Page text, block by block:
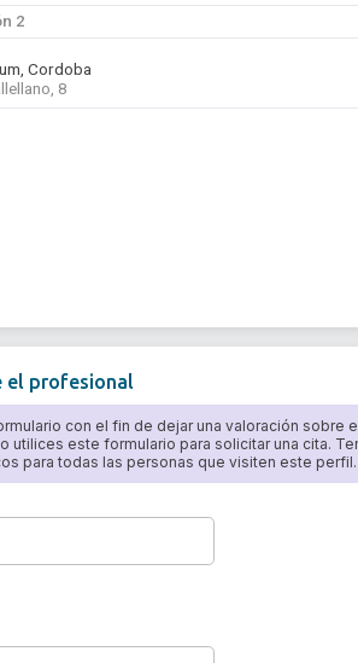
2
Cordoba
8
el profesional
con el fin de dejar una valoración sobre
utilices este formulario para solicitar una cita.
para todas las personas que visiten este perfil.